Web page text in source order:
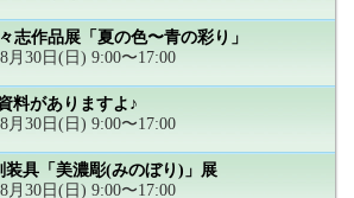
志作品展「夏の色〜青の彩り」
月30日(日) 9:00〜17:00
料がありますよ♪
月30日(日) 9:00〜17:00
具「美濃彫(みのぼり)」展
月30日(日) 9:00〜17:00